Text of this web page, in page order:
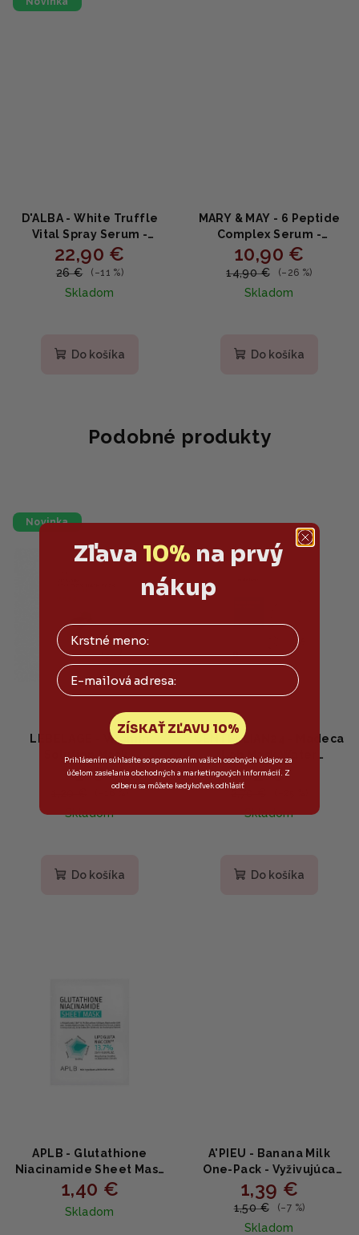
D'ALBA - White Truffle
Vital Spray Serum -
Upokojujúce spray sérum
s bielou hľuzovkou a
100ml
22,90 €
26 € (–11 %)
Skladom
Do košíka
MARY & MAY - 6 Peptide
Complex Serum -
Spevňujúce sérum s
komplexom 6 peptidov
10,90 €
14,90 € (–26 %)
Skladom
produktu
hviezdičiek.
Do košíka
Podobné produkty
Novinka
LEBELAGE - Vitamin
Solution Mask -
Rozjasňujúca plátenná
maska s vitamínovým
hyalurónovou 25g
1 €
Skladom
Do košíka
CENTELLIAN24 - Madeca
Lab Mask Water
Hydrating - Hydratačná
plátenná maska s
centellou 25ml
2 €
Skladom
Do košíka
APLB - Glutathione
Niacinamide Sheet Mask
- Rozjasňujúca plátená
maska s niacínamidom a
glutatiónom 25ml
1,40 €
Skladom
A'PIEU - Banana Milk
One-Pack - Vyživujúca
plátenná maska s
banánom a mliečnymi
proteínmi 21g
1,39 €
1,50 € (–7 %)
Skladom
Zľava 10% na prvý
nákup
Email
ZÍSKAŤ ZĽAVU 10%
Prihlásením súhlasíte so spracovaním vašich osobných údajov za
účelom zasielania obchodných a marketingových informácií. Z
odberu sa môžete kedykoľvek odhlásiť